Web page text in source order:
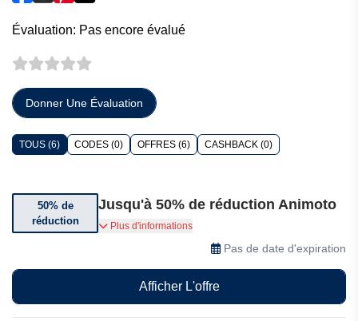
Évaluation: Pas encore évalué
Donner Une Évaluation
TOUS (6) CODES (0) OFFRES (6) CASHBACK (0)
50% de
réduction
Jusqu'à 50% de réduction Animoto
Bénéficiez de 50% de réduction sur les
Plus d'informations
Pas de date d'expiration
Afficher L'offre